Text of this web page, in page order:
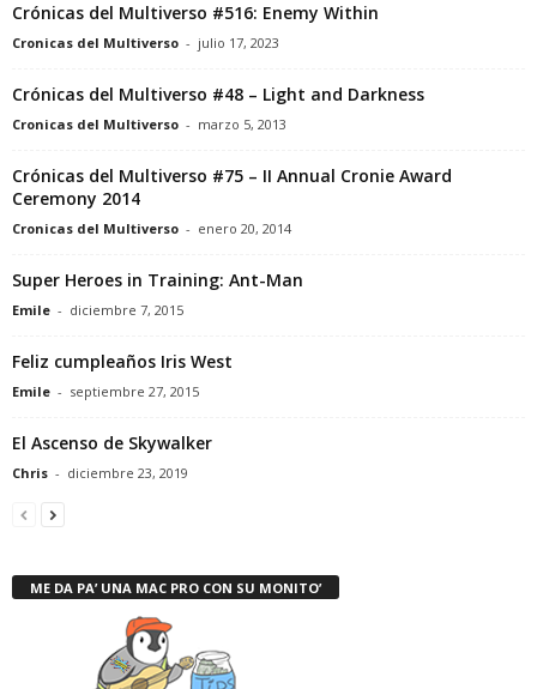
Crónicas del Multiverso #516: Enemy Within
Cronicas del Multiverso - julio 17, 2023
Crónicas del Multiverso #48 – Light and Darkness
Cronicas del Multiverso - marzo 5, 2013
Crónicas del Multiverso #75 – II Annual Cronie Award
Ceremony 2014
Cronicas del Multiverso - enero 20, 2014
Super Heroes in Training: Ant-Man
Emile - diciembre 7, 2015
Feliz cumpleaños Iris West
Emile - septiembre 27, 2015
El Ascenso de Skywalker
Chris - diciembre 23, 2019
ME DA PA’ UNA MAC PRO CON SU MONITO’